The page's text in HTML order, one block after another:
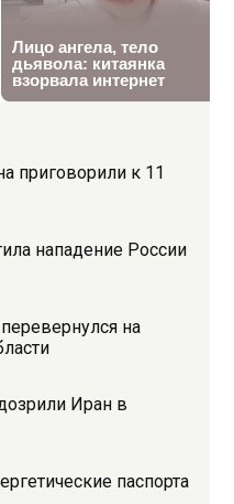
приговорили к 11
нападение России
на
Иран в
паспорта